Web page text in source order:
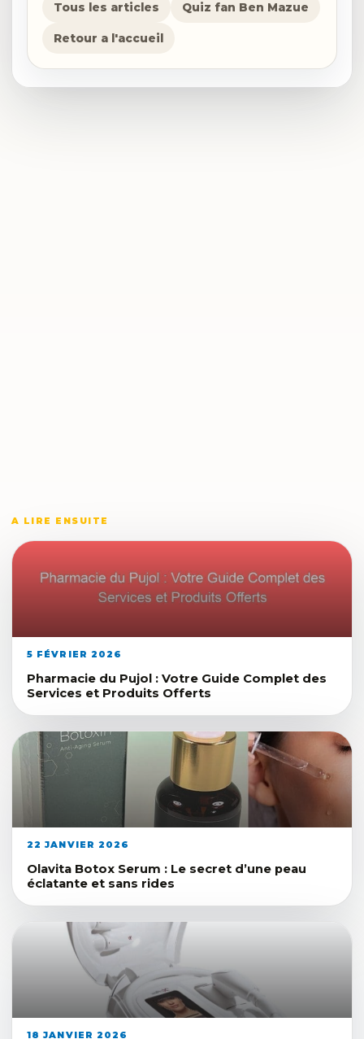
Tous les articles Quiz fan Ben Mazue
Retour a l'accueil
A LIRE ENSUITE
5 FÉVRIER 2026
Pharmacie du Pujol : Votre Guide Complet des
Services et Produits Offerts
22 JANVIER 2026
Olavita Botox Serum : Le secret d’une peau
éclatante et sans rides
18 JANVIER 2026